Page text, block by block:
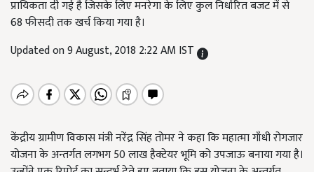
प्रायिकता दी गई है जिसके लिए मनरेगा के लिए कुल निर्धारित बजट में से
68 फीसदी तक खर्च किया गया है।
Updated on 9 August, 2018 2:22 AM IST
केंद्रीय ग्रामीण विकास मंत्री नरेंद्र सिंह तोमर ने कहा कि महात्मा गाँधी रोगजार
योजना के अन्तर्गत लगभग 50 लाख हैक्टेयर भूमि को उपजाऊ बनाया गया है।